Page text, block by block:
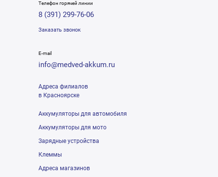
Телефон горячей линии
8 (391) 299-76-06
Заказать звонок
E-mail
info@medved-akkum.ru
Адреса филиалов
в Красноярске
Аккумуляторы для автомобиля
Аккумуляторы для мото
Зарядные устройства
Клеммы
Адреса магазинов